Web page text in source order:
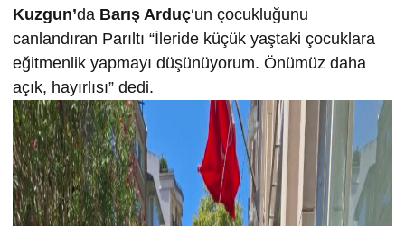
Kuzgun’da Barış Arduç‘un çocukluğunu
canlandıran Parıltı “İleride küçük yaştaki çocuklara
eğitmenlik yapmayı düşünüyorum. Önümüz daha
açık, hayırlısı” dedi.